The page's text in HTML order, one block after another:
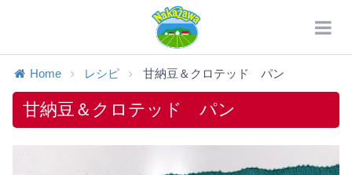
Home レシピ 甘納豆＆クロテッド パン
甘納豆＆クロテッド パン